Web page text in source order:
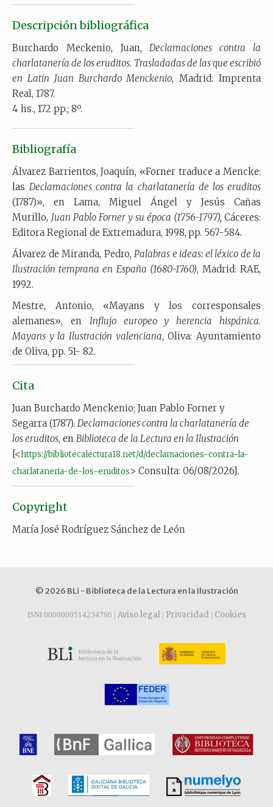
Descripción bibliográfica
Burchardo Meckenio, Juan, Declamaciones contra la
charlatanería de los eruditos. Trasladadas de las que escribió
en Latin Juan Burchardo Menckenio, Madrid: Imprenta
Real, 1787.
4 hs., 172 pp.; 8º.
Bibliografía
Álvarez Barrientos, Joaquín, «Forner traduce a Mencke:
las Declamaciones contra la charlatanería de los eruditos
(1787)», en Lama, Miguel Ángel y Jesús Cañas
Murillo, Juan Pablo Forner y su época (1756-1797), Cáceres:
Editora Regional de Extremadura, 1998, pp. 567-584.
Álvarez de Miranda, Pedro, Palabras e ideas: el léxico de la
Ilustración temprana en España (1680-1760), Madrid: RAE,
1992.
Mestre, Antonio, «Mayans y los corresponsales
alemanes», en Influjo europeo y herencia hispánica.
Mayans y la Ilustración valenciana, Oliva: Ayuntamiento
de Oliva, pp. 51- 82.
Cita
Juan Burchardo Menckenio; Juan Pablo Forner y
Segarra (1787). Declamaciones contra la charlatanería de
los eruditos, en Biblioteca de la Lectura en la Ilustración
[<https://bibliotecalectura18.net/d/declamaciones-contra-la-
charlataneria-de-los-eruditos> Consulta: 06/08/2026].
Copyright
María José Rodríguez Sánchez de León
© 2026 BLi - Biblioteca de la Lectura en la Ilustración
ISNI 0000000514234796 | Aviso legal | Privacidad | Cookies